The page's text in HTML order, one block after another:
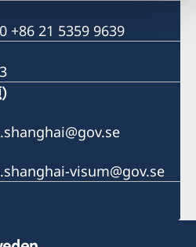
+86 21 5359 9639
visum@gov.se